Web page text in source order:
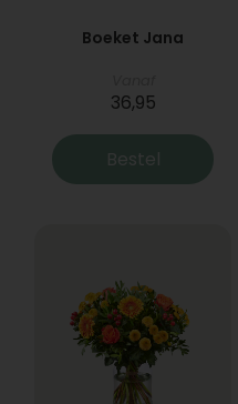
Boeket Jana
36,95
Bestel